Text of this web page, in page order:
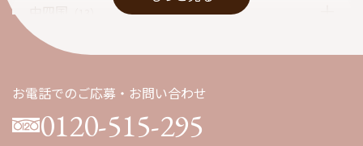
（1）
お電話でのご応募・お問い合わせ
0120-515-295